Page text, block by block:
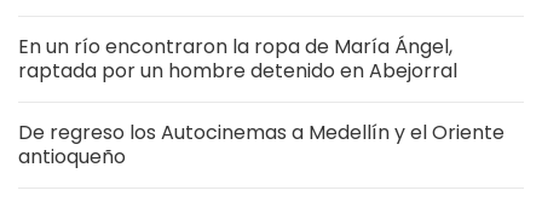
En un río encontraron la ropa de María Ángel,
raptada por un hombre detenido en Abejorral
De regreso los Autocinemas a Medellín y el Oriente
antioqueño